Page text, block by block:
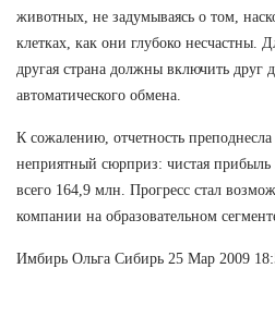
животных, не задумываясь о том,
клетках, как они глубоко несчастны.
другая страна должны включить друг
автоматического обмена.
К сожалению, отчетность
неприятный сюрприз: чистая прибыль
всего 164,9 млн. Прогресс стал
компании на образовательном
Имбирь Ольга Сибирь 25 Мар 2009